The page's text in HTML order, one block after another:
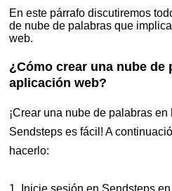
En este párrafo discutiremos
de nube de palabras que
web.
¿Cómo crear una nube de
aplicación web?
¡Crear una nube de palabras
Sendsteps es fácil! A
hacerlo: